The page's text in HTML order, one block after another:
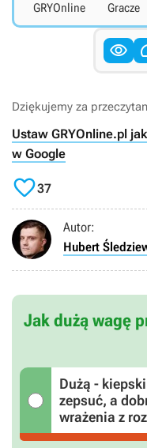
GRYOnline Gracze

Dziękujemy za
Ustaw GRYOnline.pl
w Google
37
Autor:
Hubert
Jak dużą wagę
Dużą -
zepsuć, a
wrażenia z